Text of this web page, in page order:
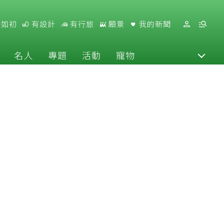
初 有設計 有行旅 願景 我的新聞
名人 專題 活動 寵物